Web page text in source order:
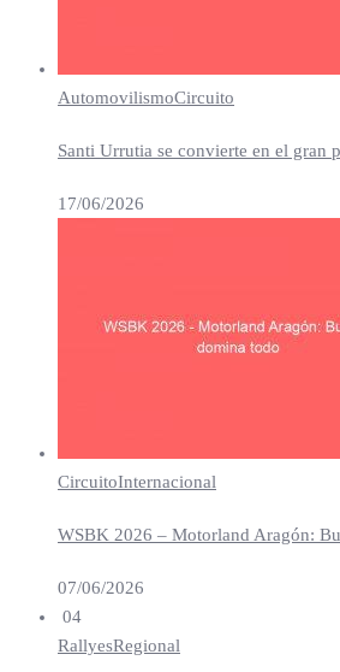
AutomovilismoCircuito
Santi Urrutia se convierte en el gran
17/06/2026
CircuitoInternacional
WSBK 2026 – Motorland Aragón:
07/06/2026
04
RallyesRegional